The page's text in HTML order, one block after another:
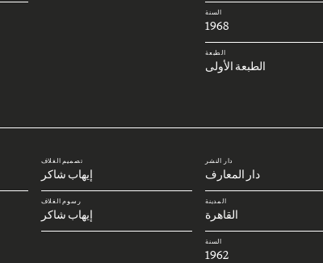
السنة
1968
الطبعة
الطبعة الأولى
دار النشر
دار المعارف
المدينة
القاهرة
السنة
1962
تصميم الغلاف
إيهاب شاكر
رسوم الغلاف
إيهاب شاكر